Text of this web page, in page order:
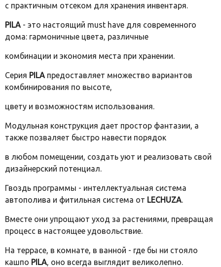
с практичным отсеком для хранения инвентаря.
PILA - это настоящий must have для современного
дома: гармоничные цвета, различные
комбинации и экономия места при хранении.
Серия PILA предоставляет множество вариантов
комбинирования по высоте,
цвету и возможностям использования.
Модульная конструкция дает простор фантазии, а
также позваляет быстро навести порядок
в любом помещении, создать уют и реализовать свой
дизайнерский потенциал.
Гвоздь программы - интеллектуальная система
автополива и фитильная система от LECHUZA.
Вместе они упрощают уход за растениями, превращая
процесс в настоящее удовольствие.
На террасе, в комнате, в ванной - где бы ни стояло
кашпо PILA, оно всегда выглядит великолепно.